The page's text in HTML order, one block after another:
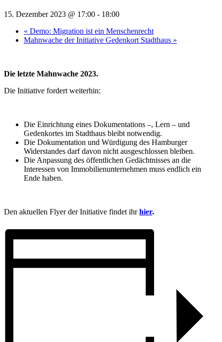
15. Dezember 2023 @ 17:00 - 18:00
« Demo: Migration ist ein Menschenrecht
Mahnwache der Initiative Gedenkort Stadthaus »
Die letzte Mahnwache 2023.
Die Initiative fordert weiterhin:
Die Einrichtung eines Dokumentations –, Lern – und
Gedenkortes im Stadthaus bleibt notwendig.
Die Dokumentation und Würdigung des Hamburger
Widerstandes darf davon nicht ausgeschlossen bleiben.
Die Anpassung des öffentlichen Gedächtnisses an die
Interessen von Immobilienunternehmen muss endlich ein
Ende haben.
Den aktuellen Flyer der Initiative findet ihrhier.